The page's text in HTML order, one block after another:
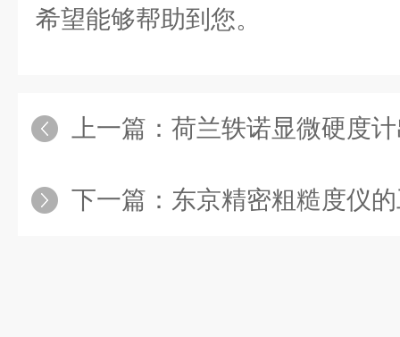
希望能够帮助到您。
上一篇： 荷兰轶诺显微硬度计出现
下一篇： 东京精密粗糙度仪的工